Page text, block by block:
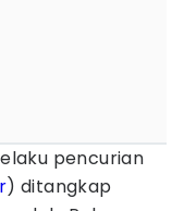
pencurian
) ditangkap